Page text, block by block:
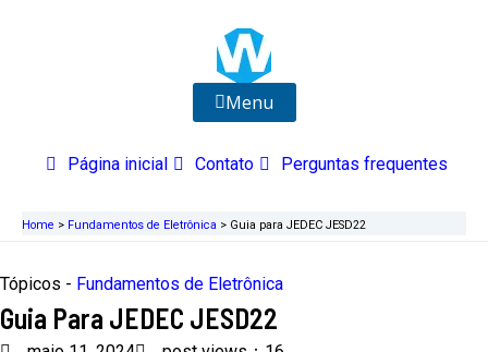
Menu
Página inicial Contato Perguntas frequentes
Home > Fundamentos de Eletrônica > Guia para JEDEC JESD22
Tópicos - Fundamentos de Eletrônica
Guia Para JEDEC JESD22